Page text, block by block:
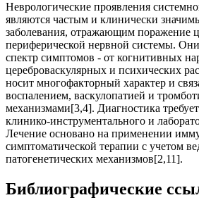
Неврологические проявления
являются частым и клинически
заболевания, отражающим поражение
периферической нервной системы.
спектр симптомов - от когнитивных
цереброваскулярных и психических
носит многофакторный характер и
воспалением, васкулопатией и
механизмами[3,4]. Диагностика
клинико-инструментального и
Лечение основано на применении
симптоматической терапии с учетом
патогенетических механизмов[2,11].
Библиографические